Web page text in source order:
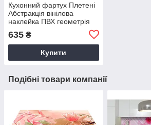
Кухонний фартух Плетені
Абстракція вінілова
наклейка ПВХ геометрія
Рожевий 60х250 см Happy
Pocket Z180706
635 ₴
Купити
Подібні товари компанії